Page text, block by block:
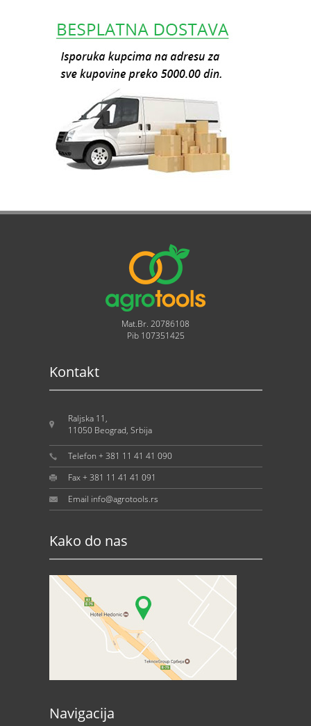
Mat.Br. 20786108
Pib 107351425
Kontakt
Raljska 11,
11050 Beograd, Srbija
Telefon + 381 11 41 41 090
Fax + 381 11 41 41 091
Email info@agrotools.rs
Kako do nas
Navigacija